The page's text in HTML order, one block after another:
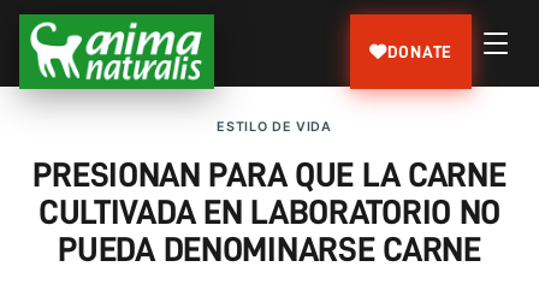
DONATE
ESTILO DE VIDA
PRESIONAN PARA QUE LA CARNE
CULTIVADA EN LABORATORIO NO
PUEDA DENOMINARSE CARNE